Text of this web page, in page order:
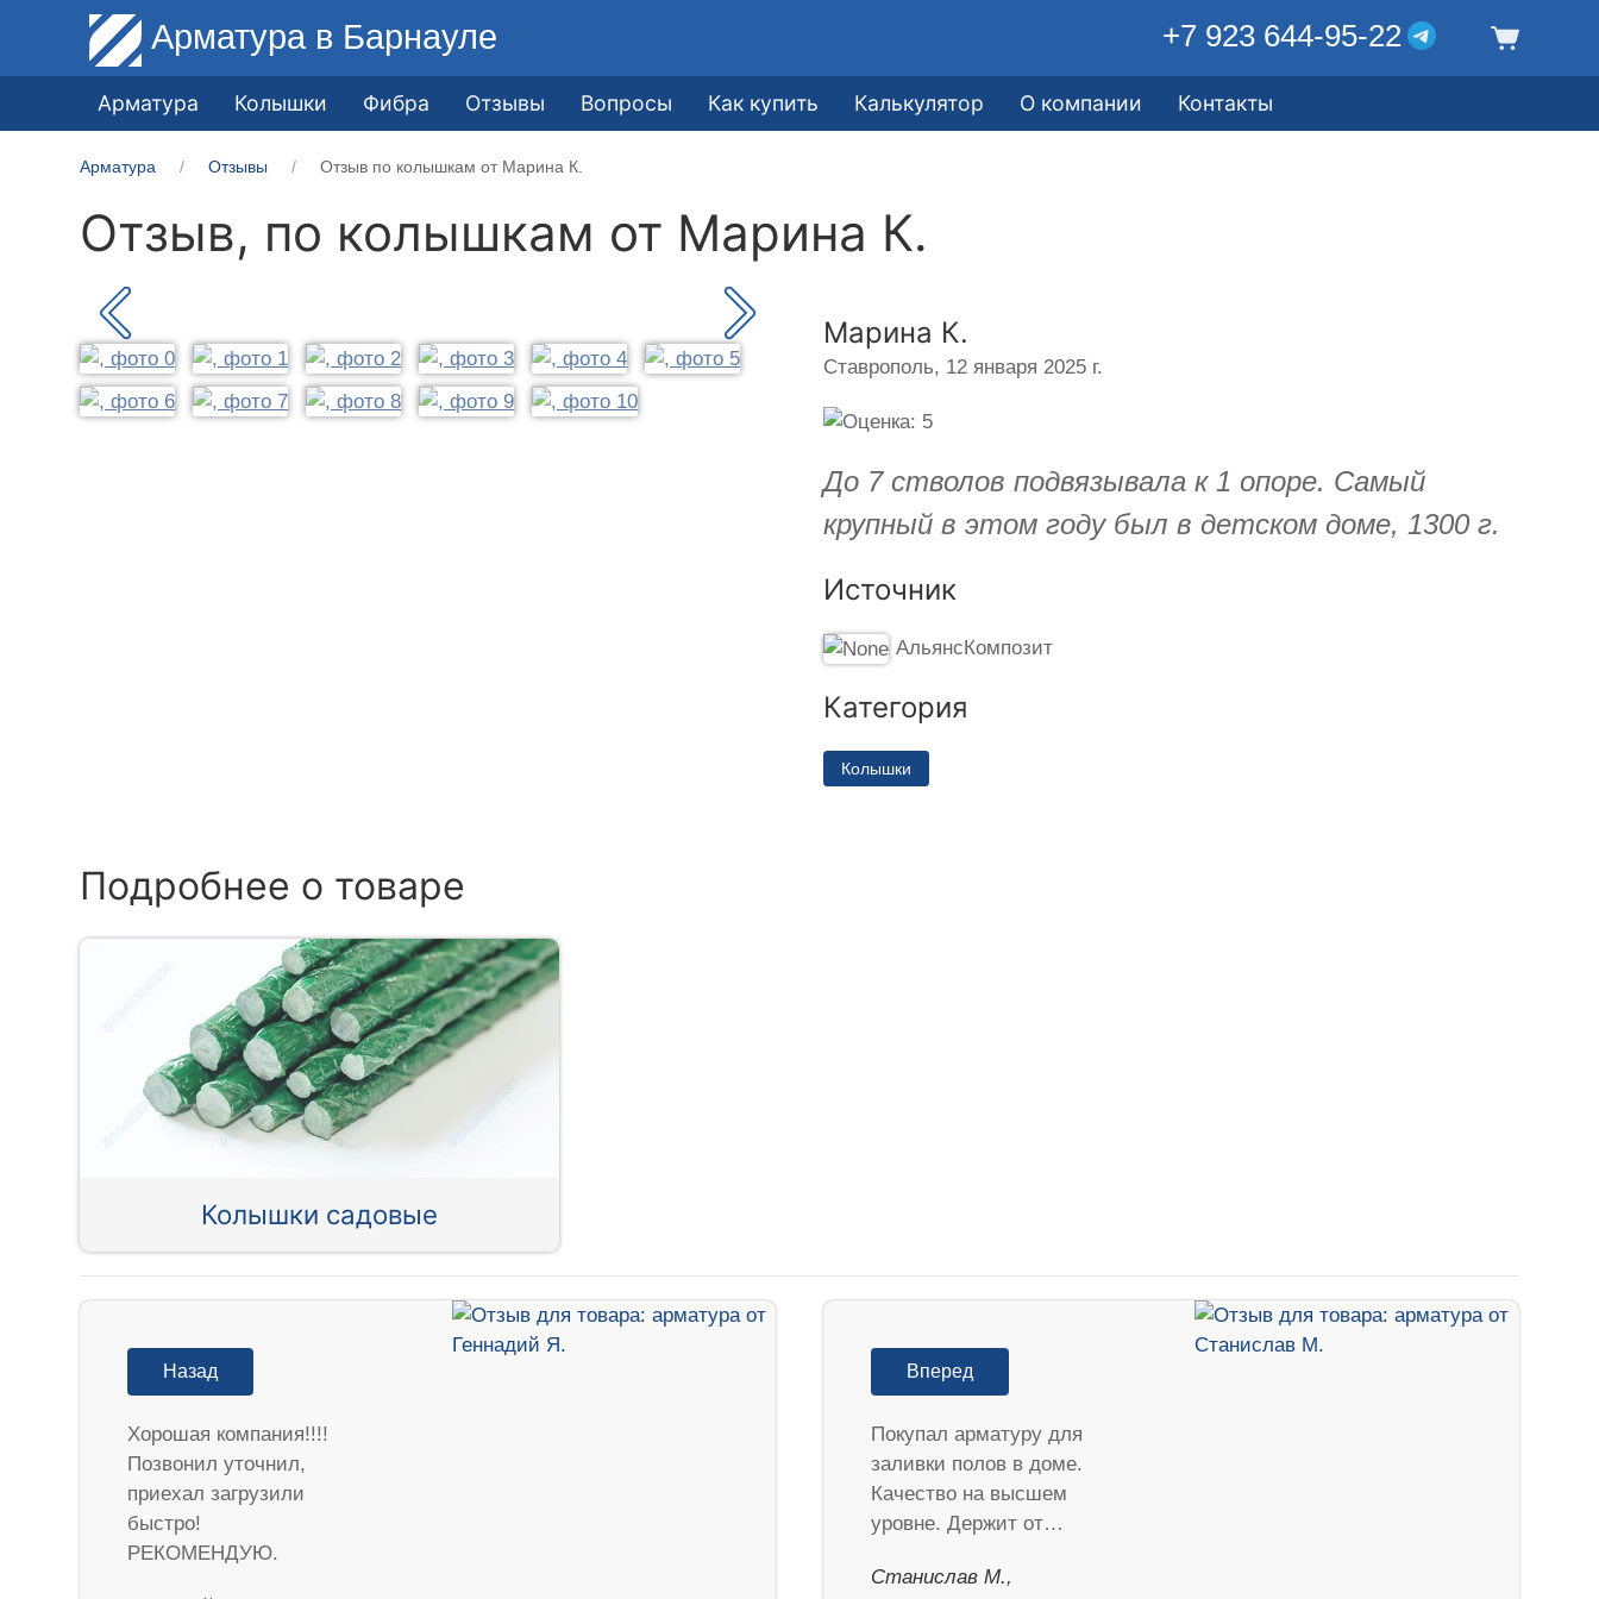
Арматура в Барнауле +7 923 644-95-22
Арматура Колышки Фибра Отзывы Вопросы Как купить Калькулятор О компании Контакты
Арматура Отзывы Отзыв по колышкам от Марина К.
Отзыв, по колышкам от Марина К.
Марина К.
Ставрополь, 12 января 2025 г.
До 7 стволов подвязывала к 1 опоре. Самый
крупный в этом году был в детском доме, 1300 г.
Источник
АльянсКомпозит
Категория
Колышки
Подробнее о товаре
Колышки садовые
Назад
Хорошая компания!!!!
Позвонил уточнил,
приехал загрузили
быстро!
РЕКОМЕНДУЮ.
Вперед
Покупал арматуру для
заливки полов в доме.
Качество на высшем
уровне. Держит от…
Станислав М.,